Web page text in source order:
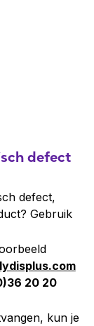
defect
defect,
Gebruik
20 20
kun je